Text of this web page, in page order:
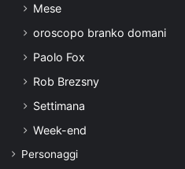
Mese
oroscopo branko domani
Paolo Fox
Rob Brezsny
Settimana
Week-end
Personaggi